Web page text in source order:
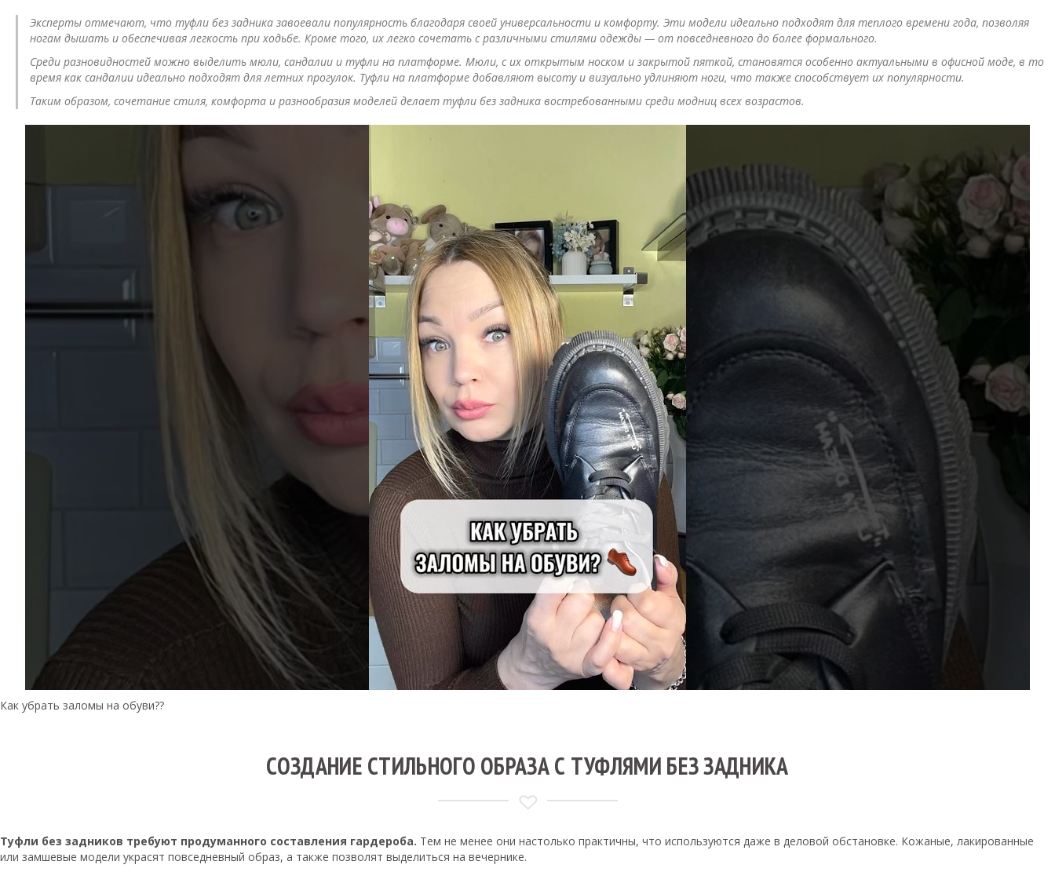
Эксперты отмечают, что туфли без задника завоевали популярность благодаря своей универсальности и комфорту. Эти модели идеально подходят для теплого времени года, позволяя
ногам дышать и обеспечивая легкость при ходьбе. Кроме того, их легко сочетать с различными стилями одежды — от повседневного до более формального.
Среди разновидностей можно выделить мюли, сандалии и туфли на платформе. Мюли, с их открытым носком и закрытой пяткой, становятся особенно актуальными в офисной моде, в то
время как сандалии идеально подходят для летних прогулок. Туфли на платформе добавляют высоту и визуально удлиняют ноги, что также способствует их популярности.
Таким образом, сочетание стиля, комфорта и разнообразия моделей делает туфли без задника востребованными среди модниц всех возрастов.
Как убрать заломы на обуви??
СОЗДАНИЕ СТИЛЬНОГО ОБРАЗА С ТУФЛЯМИ БЕЗ ЗАДНИКА
Туфли без задников требуют продуманного составления гардероба. Тем не менее они настолько практичны, что используются даже в деловой обстановке. Кожаные, лакированные
или замшевые модели украсят повседневный образ, а также позволят выделиться на вечернике.